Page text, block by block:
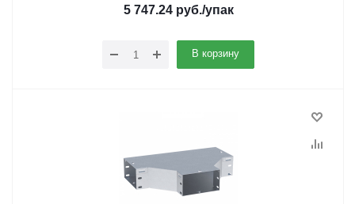
5 747.24руб./упак
В корзину